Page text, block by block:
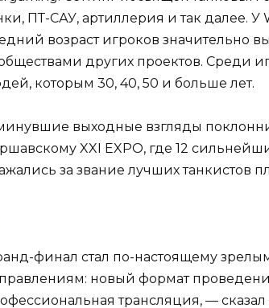
ПТ-САУ, артиллерия и так далее.
возраст игроков значительно
других проектов. Среди
которым 30, 40, 50 и больше лет.
выходные взгляды
XXI EXPO, где 12
за звание лучших танкистов
финал стал по-настоящему
новый формат
трансляция, — сказал